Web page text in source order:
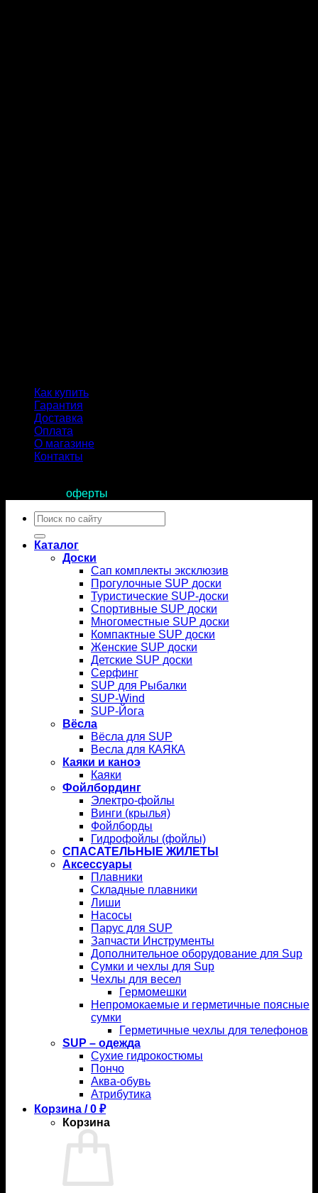
Как купить
Гарантия
Доставка
Оплата
О магазине
Контакты
оферты
Искать:
Каталог
Доски
Сап комплекты эксклюзив
Прогулочные SUP доски
Туристические SUP-доски
Спортивные SUP доски
Многоместные SUP доски
Компактные SUP доски
Женские SUP доски
Детские SUP доски
Серфинг
SUP для Рыбалки
SUP-Wind
SUP-Йога
Вёсла
Вёсла для SUP
Весла для КАЯКА
Каяки и каноэ
Каяки
Фойлбординг
Электро-фойлы
Винги (крылья)
Фойлборды
Гидрофойлы (фойлы)
СПАСАТЕЛЬНЫЕ ЖИЛЕТЫ
Аксессуары
Плавники
Складные плавники
Лиши
Насосы
Парус для SUP
Запчасти Инструменты
Дополнительное оборудование для Sup
Сумки и чехлы для Sup
Чехлы для весел
Гермомешки
Непромокаемые и герметичные поясные
сумки
Герметичные чехлы для телефонов
SUP – одежда
Сухие гидрокостюмы
Пончо
Аква-обувь
Атрибутика
Корзина /0 ₽
Корзина